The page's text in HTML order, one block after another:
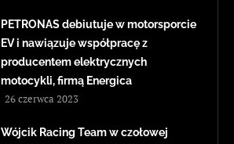
PETRONAS debiutuje w motorsporcie
EV i nawiązuje współpracę z
producentem elektrycznych
motocykli, firmą Energica
26 czerwca 2023
Wójcik Racing Team w czołowej